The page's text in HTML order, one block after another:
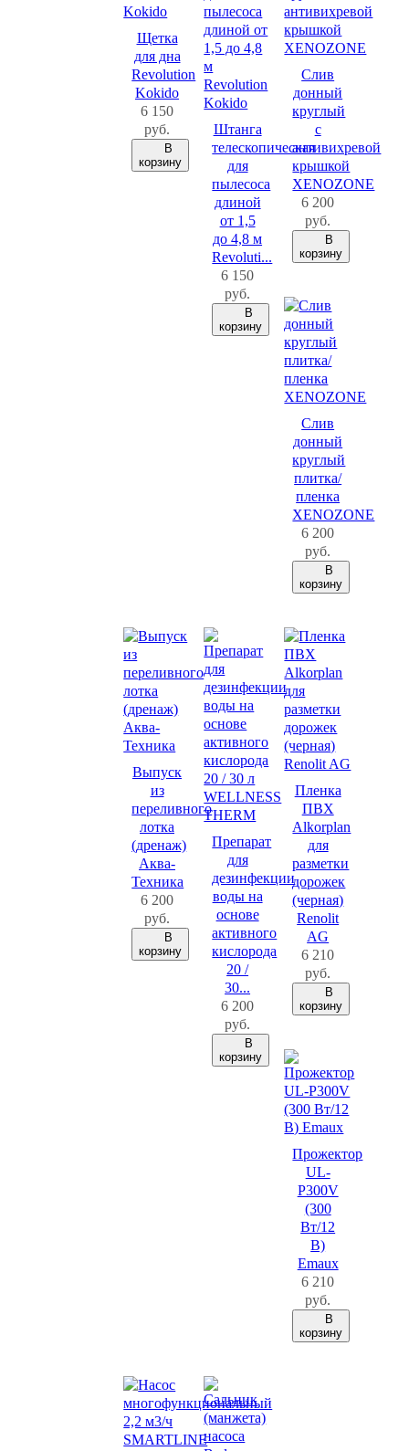
Щетка
для дна
Revolution
Kokido
6 150
руб.
В
корзину
Штанга
телескопическая
для
пылесоса
длиной
от 1,5
до 4,8 м
Revoluti...
6 150
руб.
В
корзину
Слив
донный
круглый
с
антивихревой
крышкой
XENOZONE
6 200
руб.
В
корзину
Слив
донный
круглый
плитка/
пленка
XENOZONE
6 200
руб.
В
корзину
Выпуск
из
переливного
лотка
(дренаж)
Аква-
Техника
6 200
руб.
В
корзину
Препарат
для
дезинфекции
воды на
основе
активного
кислорода
20 /
30...
6 200
руб.
В
корзину
Пленка
ПВХ
Alkorplan
для
разметки
дорожек
(черная)
Renolit
AG
6 210
руб.
В
корзину
Прожектор
UL-
P300V
(300
Вт/12
В)
Emaux
6 210
руб.
В
корзину